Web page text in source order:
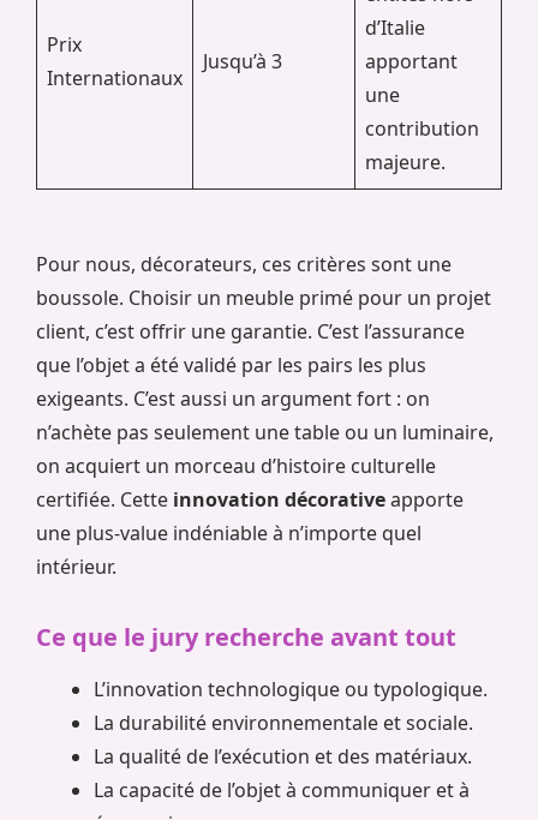
Prix
Internationaux
Jusqu’à 3
d’Italie
apportant
une
contribution
majeure.
Pour nous, décorateurs, ces critères sont une
boussole. Choisir un meuble primé pour un projet
client, c’est offrir une garantie. C’est l’assurance
que l’objet a été validé par les pairs les plus
exigeants. C’est aussi un argument fort : on
n’achète pas seulement une table ou un luminaire,
on acquiert un morceau d’histoire culturelle
certifiée. Cette innovation décorativeapporte
une plus-value indéniable à n’importe quel
intérieur.
Ce que le jury recherche avant tout
L’innovation technologique ou typologique.
La durabilité environnementale et sociale.
La qualité de l’exécution et des matériaux.
La capacité de l’objet à communiquer et à